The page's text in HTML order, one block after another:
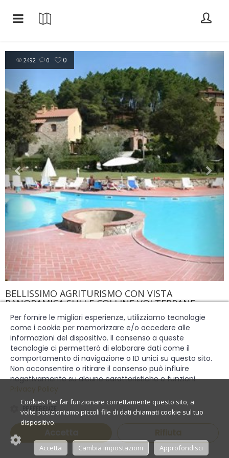
2492 0 0
BELLISSIMO AGRITURISMO CON VISTA
PANORAMICA SULLE COLLINE VOLTERRANE
Rif: PRZ363
Cecina, LI
Contattaci
VENDITA
AGRITURISMO
50 Camere 40 Bagni 10000 Mq
Per fornire le migliori esperienze, utilizziamo tecnologie
come i cookie per memorizzare e/o accedere alle
informazioni del dispositivo. Il consenso a queste
tecnologie ci permetterà di elaborare dati come il
comportamento di navigazione o ID unici su questo sito.
Non acconsentire o ritirare il consenso può influire
negativamente su alcune caratteristiche e funzioni.
PREFERENZE